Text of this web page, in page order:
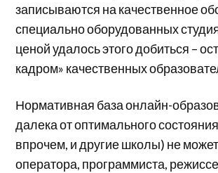
записываются на качественное
специально оборудованных
ценой удалось этого добиться –
кадром» качественных
Нормативная база онлайн-
далека от оптимального
впрочем, и другие школы) не
оператора, программиста,